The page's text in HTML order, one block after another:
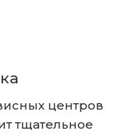
центров
тщательное